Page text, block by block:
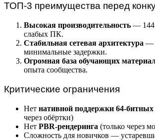
ТОП-3 преимущества перед
Высокая производительность —
слабых ПК.
Стабильная сетевая архитектура —
минимальные задержки.
Огромная база обучающих
опыта сообщества.
Критические ограничения
Нет нативной поддержки 64-битных
через обёртки)
Нет PBR-рендеринга (только через
Сложность для новичков —